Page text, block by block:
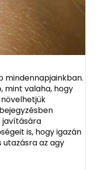
mindennapjainkban.
mint valaha, hogy
javítására
is, hogy igazán
utazásra az agy